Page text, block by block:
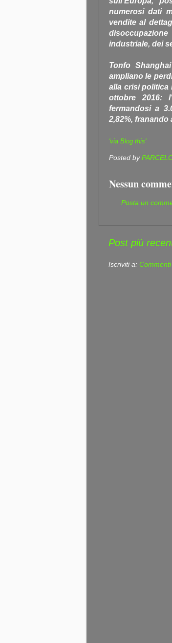
numerosi dati
vendite al
industriale, dei
Tonfo
ampliano le
alla crisi politica
ottobre 2016:
fermandosi a
2,82%, franando
'via Blog this'
Posted by
Nessun
Posta un
Post più
Iscriviti a: